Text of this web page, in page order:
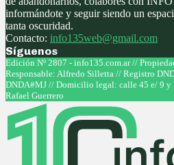
informándote y seguir siendo un
tanta oscuridad.
Contacto: info135web@gmail.com
Síguenos
Facebook
Twitter
Instagram
Youtube
Edición Nº 2807 - info135.com.ar //
Responsable: Alfredo Silletta // Registro
DNDA#MJ // Domicilio legal: calle 45 e/ 9 y
Rafael Guerrero